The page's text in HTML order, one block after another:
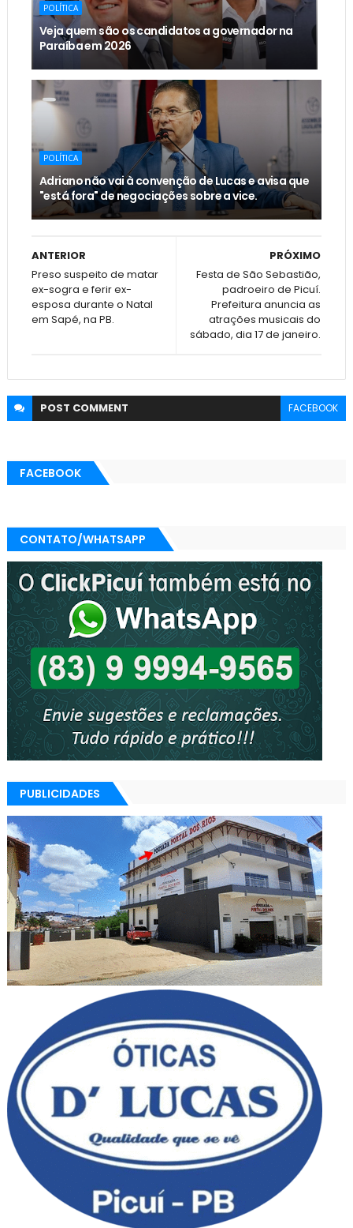
POLÍTICA
Veja quem são os candidatos a governador na
Paraíba em 2026
POLÍTICA
Adriano não vai à convenção de Lucas e avisa que
"está fora" de negociações sobre a vice.
PRÓXIMO
Festa de São Sebastião,
padroeiro de Picuí.
Prefeitura anuncia as
atrações musicais do
sábado, dia 17 de janeiro.
ANTERIOR
Preso suspeito de matar
ex-sogra e ferir ex-
esposa durante o Natal
em Sapé, na PB.
POST COMMENT FACEBOOK
FACEBOOK
CONTATO/WHATSAPP
PUBLICIDADES